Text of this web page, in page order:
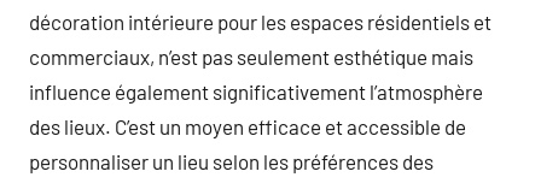
décoration intérieure pour les espaces résidentiels et
commerciaux, n’est pas seulement esthétique mais
influence également significativement l’atmosphère
des lieux. C’est un moyen efficace et accessible de
personnaliser un lieu selon les préférences des